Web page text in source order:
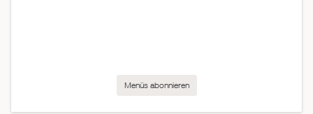
Menüs abonnieren